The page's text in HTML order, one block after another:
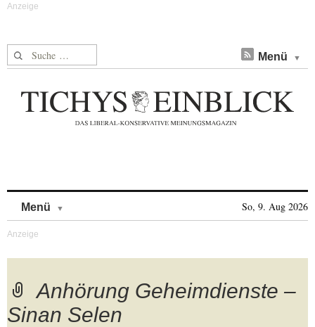
Suche nach: Menü
Menü So, 9. Aug 2026
Anhörung Geheimdienste –
Sinan Selen